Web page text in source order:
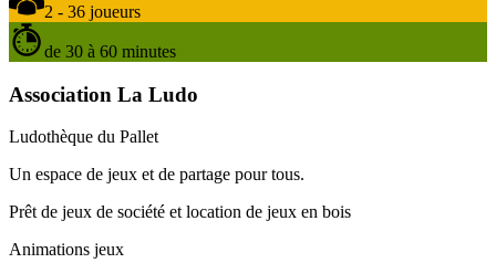
2 - 36 joueurs
de 30 à 60 minutes
Association La Ludo
Ludothèque du Pallet
Un espace de jeux et de partage pour tous.
Prêt de jeux de société et location de jeux en bois
Animations jeux